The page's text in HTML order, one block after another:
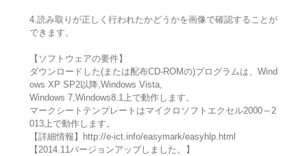
4.読み取りが正しく行われたかどうかを画像で確認することが
できます。
【ソフトウェアの要件】
ダウンロードした(または配布CD-ROMの)プログラムは、Wind
ows XP SP2以降,Windows Vista,
Windows 7,Windows8.1上で動作します。
マークシートテンプレートはマイクロソフトエクセル2000～2
013上で動作します。
【詳細情報】http://e-ict.info/easymark/easyhlp.html
【2014.11バージョンアップしました。】